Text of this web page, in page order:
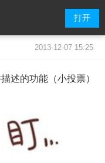
打开
2013-12-07 15:25
述的功能（小投票）